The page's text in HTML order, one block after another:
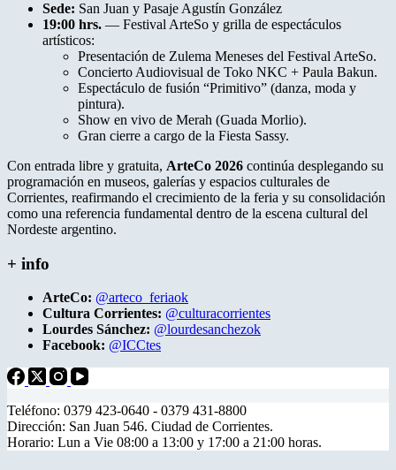
Sede: San Juan y Pasaje Agustín González
19:00 hrs. — Festival ArteSo y grilla de espectáculos
artísticos:
Presentación de Zulema Meneses del Festival ArteSo.
Concierto Audiovisual de Toko NKC + Paula Bakun.
Espectáculo de fusión “Primitivo” (danza, moda y
pintura).
Show en vivo de Merah (Guada Morlio).
Gran cierre a cargo de la Fiesta Sassy.
Con entrada libre y gratuita, ArteCo 2026 continúa desplegando su
programación en museos, galerías y espacios culturales de
Corrientes, reafirmando el crecimiento de la feria y su consolidación
como una referencia fundamental dentro de la escena cultural del
Nordeste argentino.
+ info
ArteCo: @arteco_feriaok
Cultura Corrientes: @culturacorrientes
Lourdes Sánchez: @lourdesanchezok
Facebook: @ICCtes
Teléfono: 0379 423-0640 - 0379 431-8800
Dirección: San Juan 546. Ciudad de Corrientes.
Horario: Lun a Vie 08:00 a 13:00 y 17:00 a 21:00 horas.